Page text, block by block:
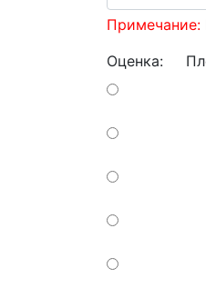
Примечание:
Оценка: